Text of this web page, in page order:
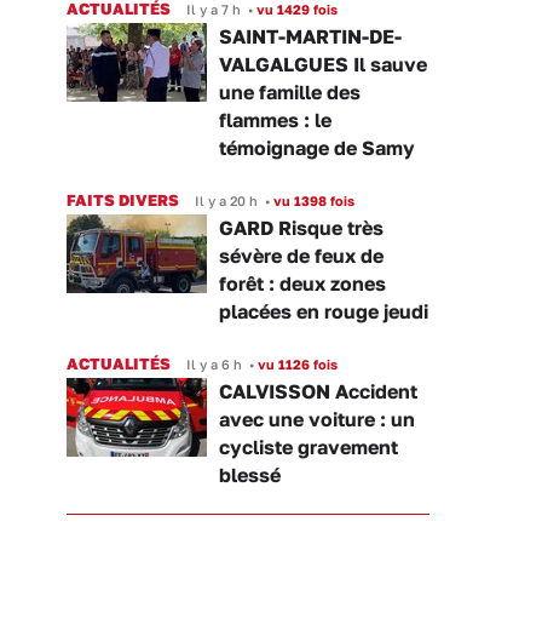
ACTUALITÉS Il y a 7 h • vu 1429 fois
SAINT-MARTIN-DE-
VALGALGUES Il sauve
une famille des
flammes : le
témoignage de Samy
FAITS DIVERS Il y a 20 h • vu 1398 fois
GARD Risque très
sévère de feux de
forêt : deux zones
placées en rouge jeudi
ACTUALITÉS Il y a 6 h • vu 1126 fois
CALVISSON Accident
avec une voiture : un
cycliste gravement
blessé